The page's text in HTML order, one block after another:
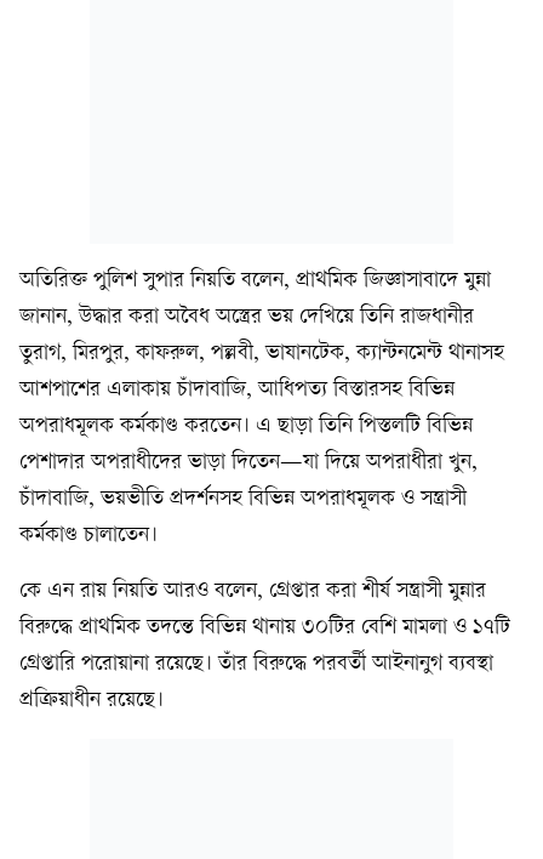
অতিরিক্ত পুলিশ সুপার নিয়তি বলেন, প্রাথমিক জিজ্ঞাসাবাদে মুন্না
জানান, উদ্ধার করা অবৈধ অস্ত্রের ভয় দেখিয়ে তিনি রাজধানীর
তুরাগ, মিরপুর, কাফরুল, পল্লবী, ভাষানটেক, ক্যান্টনমেন্ট থানাসহ
আশপাশের এলাকায় চাঁদাবাজি, আধিপত্য বিস্তারসহ বিভিন্ন
অপরাধমূলক কর্মকাণ্ড করতেন। এ ছাড়া তিনি পিস্তলটি বিভিন্ন
পেশাদার অপরাধীদের ভাড়া দিতেন—যা দিয়ে অপরাধীরা খুন,
চাঁদাবাজি, ভয়ভীতি প্রদর্শনসহ বিভিন্ন অপরাধমূলক ও সন্ত্রাসী
কর্মকাণ্ড চালাতেন।
কে এন রায় নিয়তি আরও বলেন, গ্রেপ্তার করা শীর্ষ সন্ত্রাসী মুন্নার
বিরুদ্ধে প্রাথমিক তদন্তে বিভিন্ন থানায় ৩০টির বেশি মামলা ও ১৭টি
গ্রেপ্তারি পরোয়ানা রয়েছে। তাঁর বিরুদ্ধে পরবর্তী আইনানুগ ব্যবস্থা
প্রক্রিয়াধীন রয়েছে।